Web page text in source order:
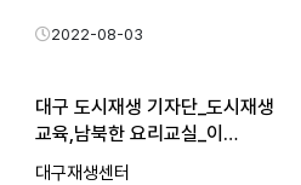
2022-08-03
대구 도시재생 기자단_도시재생
교육,남북한 요리교실_이…
대구재생센터